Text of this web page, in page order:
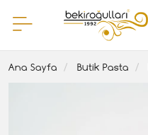
Ana Sayfa Butik Pasta